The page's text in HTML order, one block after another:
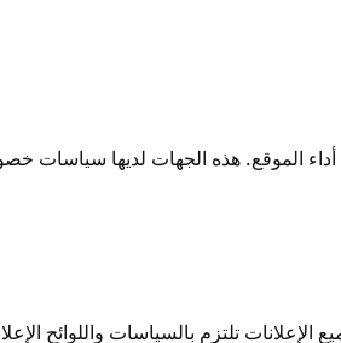
الموقع. هذه الجهات لديها سياسات
تلتزم بالسياسات واللوائح